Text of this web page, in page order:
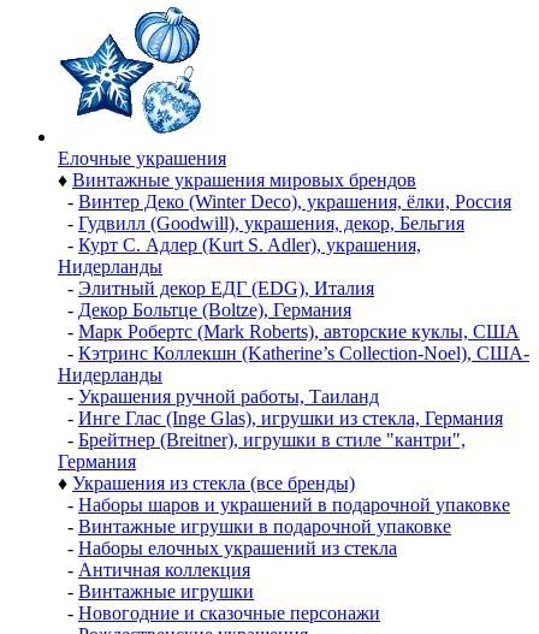
Елочные украшения
♦ Винтажные украшения мировых брендов
- Винтер Деко (Winter Deco), украшения, ёлки, Россия
- Гудвилл (Goodwill), украшения, декор, Бельгия
- Курт С. Адлер (Kurt S. Adler), украшения,
Нидерланды
- Элитный декор ЕДГ (EDG), Италия
- Декор Больтце (Boltze), Германия
- Марк Робертс (Mark Roberts), авторские куклы, США
- Кэтринс Коллекшн (Katherine’s Collection-Noel), США-
Нидерланды
- Украшения ручной работы, Таиланд
- Инге Глас (Inge Glas), игрушки из стекла, Германия
- Брейтнер (Breitner), игрушки в стиле "кантри",
Германия
♦ Украшения из стекла (все бренды)
- Наборы шаров и украшений в подарочной упаковке
- Винтажные игрушки в подарочной упаковке
- Наборы елочных украшений из стекла
- Античная коллекция
- Винтажные игрушки
- Новогодние и сказочные персонажи